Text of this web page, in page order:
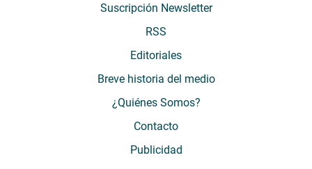
Suscripción Newsletter
RSS
Editoriales
Breve historia del medio
¿Quiénes Somos?
Contacto
Publicidad